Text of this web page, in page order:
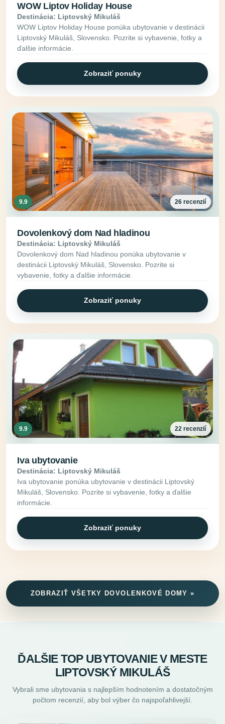
WOW Liptov Holiday House
Destinácia: Liptovský Mikuláš
WOW Liptov Holiday House ponúka ubytovanie v destinácii
Liptovský Mikuláš, Slovensko. Pozrite si vybavenie, fotky a
ďalšie informácie.
Zobraziť ponuky
9.9 26 recenzií
Dovolenkový dom Nad hladinou
Destinácia: Liptovský Mikuláš
Dovolenkový dom Nad hladinou ponúka ubytovanie v
destinácii Liptovský Mikuláš, Slovensko. Pozrite si
vybavenie, fotky a ďalšie informácie.
Zobraziť ponuky
9.9 22 recenzií
Iva ubytovanie
Destinácia: Liptovský Mikuláš
Iva ubytovanie ponúka ubytovanie v destinácii Liptovský
Mikuláš, Slovensko. Pozrite si vybavenie, fotky a ďalšie
informácie.
Zobraziť ponuky
ZOBRAZIŤ VŠETKY DOVOLENKOVÉ DOMY »
ĎALŠIE TOP UBYTOVANIE V MESTE
LIPTOVSKÝ MIKULÁŠ
Vybrali sme ubytovania s najlepším hodnotením a dostatočným
počtom recenzií, aby bol výber čo najspoľahlivejší.